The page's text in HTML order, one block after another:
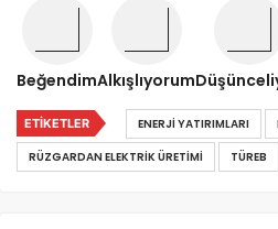
BeğendimAlkışlıyorum
ETIKETLER ENERJI YATIRIMLARI
RÜZGARDAN ELEKTRIK ÜRETIMI
TÜREB